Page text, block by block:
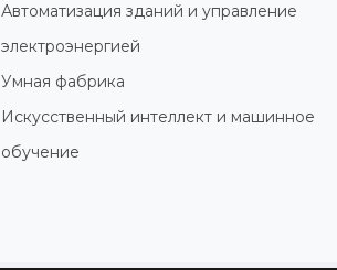
Автоматизация зданий и управление
электроэнергией
Умная фабрика
Искусственный интеллект и машинное
обучение